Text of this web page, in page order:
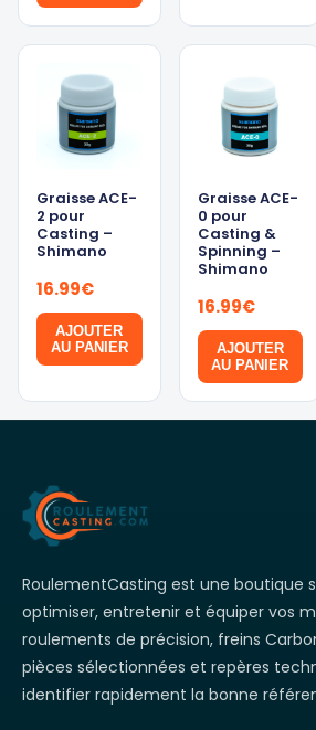
Graisse ACE-
2 pour
Casting –
Shimano
16.99€
AJOUTER
AU PANIER
Graisse ACE-
0 pour
Casting &
Spinning –
Shimano
16.99€
AJOUTER
AU PANIER
RoulementCasting est une boutique
optimiser, entretenir et équiper vos
roulements de précision, freins
pièces sélectionnées et repères
identifier rapidement la bonne